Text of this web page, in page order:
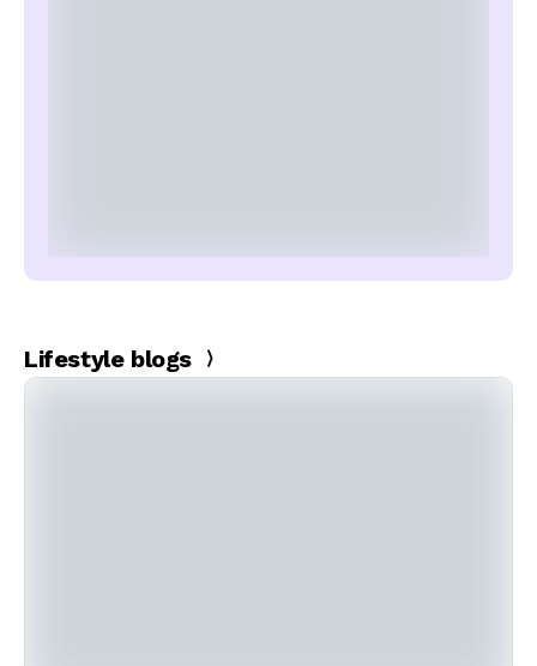
Lifestyle blogs